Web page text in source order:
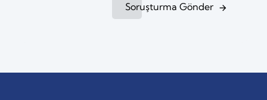
Soruşturma Gönder